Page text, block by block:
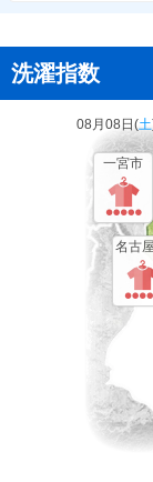
洗濯指数
08月08日(土
名古
一宮市